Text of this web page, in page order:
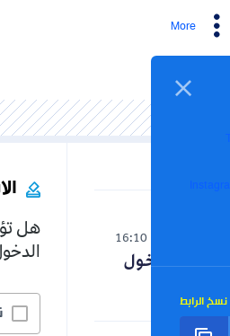
More
الرابط
16:10
رزنامة الدخول
هل